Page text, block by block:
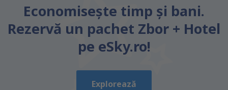
Conține informații incorecte
Nu acoperă complet subiectul
Economiseşte timp și bani.
Rezervă un pachet Zbor + Hotel
pe eSky.ro!
Explorează